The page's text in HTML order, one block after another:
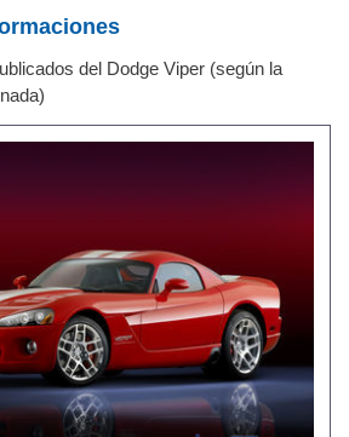
del Dodge Viper (según la